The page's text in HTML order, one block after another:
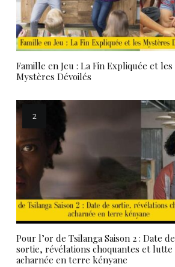
Famille en Jeu : La Fin Expliquée et les
Mystères Dévoilés
Pour l’or de Tsilanga Saison 2 : Date de
sortie, révélations choquantes et lutte
acharnée en terre kényane